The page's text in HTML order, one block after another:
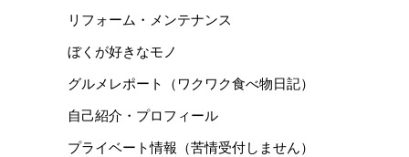
リフォーム・メンテナンス
ぼくが好きなモノ
グルメレポート（ワクワク食べ物日記）
自己紹介・プロフィール
プライベート情報（苦情受付しません）